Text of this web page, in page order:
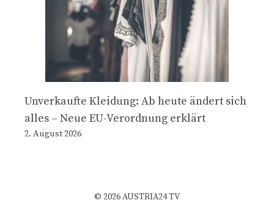
Unverkaufte Kleidung: Ab heute ändert sich
alles – Neue EU-Verordnung erklärt
2. August 2026
© 2026 AUSTRIA24 TV